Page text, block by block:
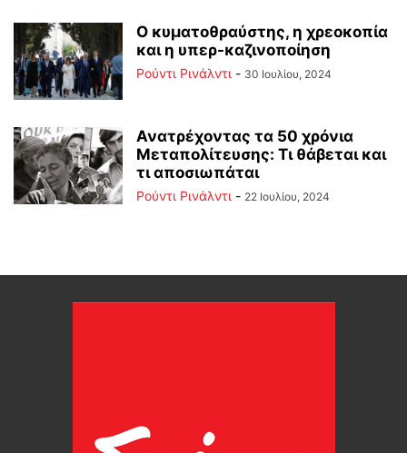
Ο κυματοθραύστης, η χρεοκοπία
και η υπερ-καζινοποίηση
Ρούντι Ρινάλντι - 30 Ιουλίου, 2024
Ανατρέχοντας τα 50 χρόνια
Μεταπολίτευσης: Τι θάβεται και
τι αποσιωπάται
Ρούντι Ρινάλντι - 22 Ιουλίου, 2024